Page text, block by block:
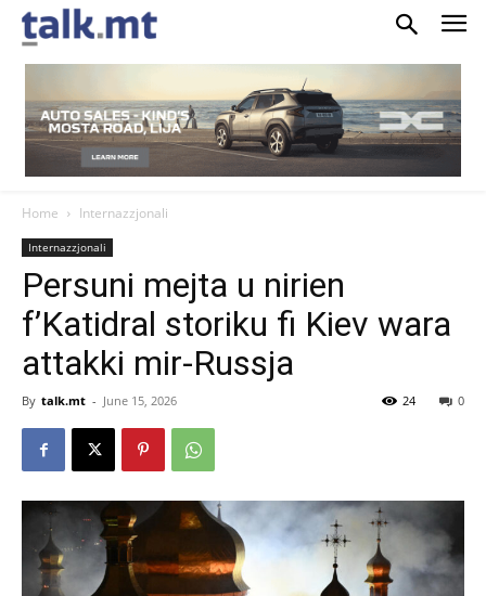
Home Internazzjonali
Internazzjonali
Persuni mejta u nirien
f’Katidral storiku fi Kiev wara
attakki mir-Russja
By talk.mt - June 15, 2026 0
24